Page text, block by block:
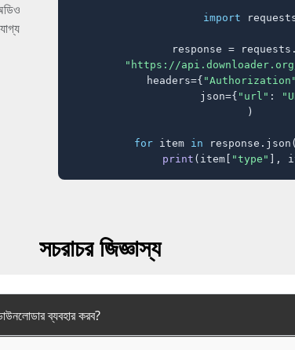
import
response =
"https://
    headers={
"Authorization"
    json={
"url" :
)
for item in
print (item[ "type" ],
সচরাচর জিজ্ঞাস্য
ব্যবহার করব?